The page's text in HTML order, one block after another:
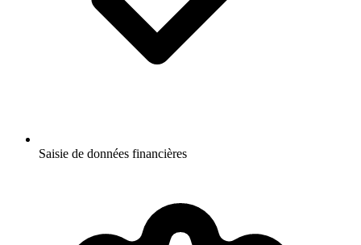
Saisie de données financières